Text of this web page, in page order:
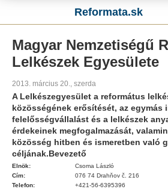
Reformata.sk
Magyar Nemzetiségű
Lelkészek Egyesülete
2013. március 20., szerda
A Lelkészegyesület a református
közösségének erősítését, az egymás
felelősségvállalást és a lelkészek
érdekeinek megfogalmazását,
közösség hitben és ismeretben való
céljának.Bevezető
Elnök:
Csoma László
Cím:
076 74 Drahňov č. 216
Telefon:
+421-56-6395396